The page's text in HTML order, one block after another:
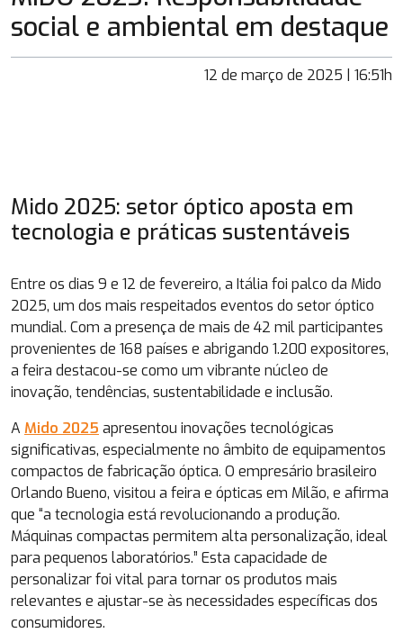
social e ambiental em destaque
12 de março de 2025 | 16:51h
Mido 2025: setor óptico aposta em
tecnologia e práticas sustentáveis
Entre os dias 9 e 12 de fevereiro, a Itália foi palco da Mido
2025, um dos mais respeitados eventos do setor óptico
mundial. Com a presença de mais de 42 mil participantes
provenientes de 168 países e abrigando 1.200 expositores,
a feira destacou-se como um vibrante núcleo de
inovação, tendências, sustentabilidade e inclusão.
A Mido 2025 apresentou inovações tecnológicas
significativas, especialmente no âmbito de equipamentos
compactos de fabricação óptica. O empresário brasileiro
Orlando Bueno, visitou a feira e ópticas em Milão, e afirma
que “a tecnologia está revolucionando a produção.
Máquinas compactas permitem alta personalização, ideal
para pequenos laboratórios.” Esta capacidade de
personalizar foi vital para tornar os produtos mais
relevantes e ajustar-se às necessidades específicas dos
consumidores.